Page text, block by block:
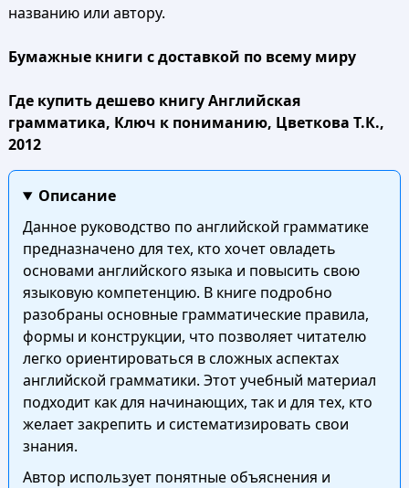
названию или автору.
Бумажные книги с доставкой по всему миру
Где купить дешево книгу Английская
грамматика, Ключ к пониманию, Цветкова Т.К.,
2012
Описание
Данное руководство по английской грамматике
предназначено для тех, кто хочет овладеть
основами английского языка и повысить свою
языковую компетенцию. В книге подробно
разобраны основные грамматические правила,
формы и конструкции, что позволяет читателю
легко ориентироваться в сложных аспектах
английской грамматики. Этот учебный материал
подходит как для начинающих, так и для тех, кто
желает закрепить и систематизировать свои
знания.
Автор использует понятные объяснения и